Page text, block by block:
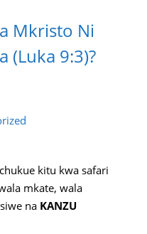
Mkristo Ni
(Luka 9:3)?
kitu kwa safari
mkate, wala
na KANZU